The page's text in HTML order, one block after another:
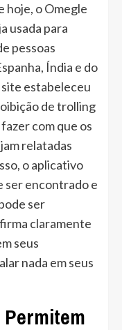
hoje, o Omegle
usada para
pessoas
Índia e do
estabeleceu
de trolling
com que os
relatadas
o aplicativo
ser encontrado e
ser
claramente
seus
nada em seus